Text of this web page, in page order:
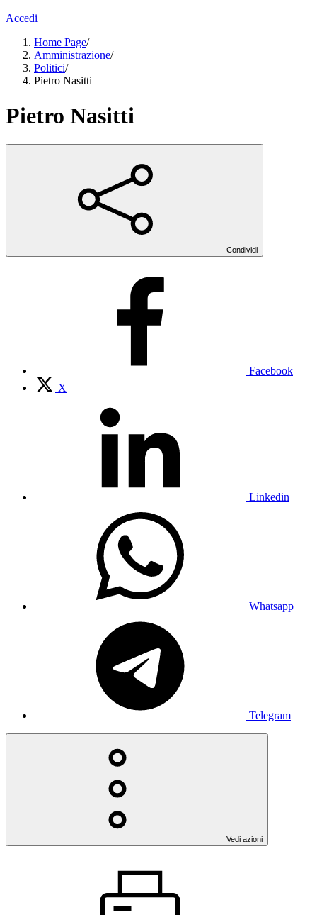
Accedi
Home Page/
Amministrazione/
Politici/
Pietro Nasitti
Pietro Nasitti
Condividi
Facebook
X
Linkedin
Whatsapp
Telegram
Vedi azioni